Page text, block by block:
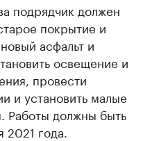
подрядчик должен
покрытие и
асфальт и
освещение и
провести
и установить малые
Работы должны быть
года.